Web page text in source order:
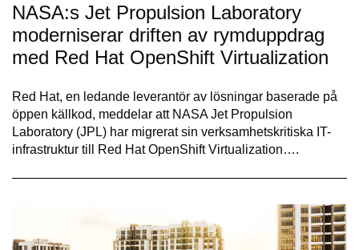
NASA:s Jet Propulsion Laboratory
moderniserar driften av rymduppdrag
med Red Hat OpenShift Virtualization
Red Hat, en ledande leverantör av lösningar baserade på
öppen källkod, meddelar att NASA Jet Propulsion
Laboratory (JPL) har migrerat sin verksamhetskritiska IT-
infrastruktur till Red Hat OpenShift Virtualization….